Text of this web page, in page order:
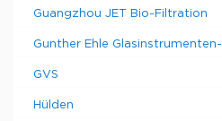
Guangzhou JET Bio-Filtration
Gunther Ehle Glasinstrumenten-
GVS
Hülden